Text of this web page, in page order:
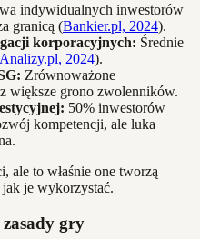
indywidualnych inwestorów
granicą (Bankier.pl, 2024).
korporacyjnych: Średnie
Analizy.pl, 2024).
Zrównoważone
większe grono zwolenników.
50% inwestorów
kompetencji, ale luka
ale to właśnie one tworzą
je wykorzystać.
gry